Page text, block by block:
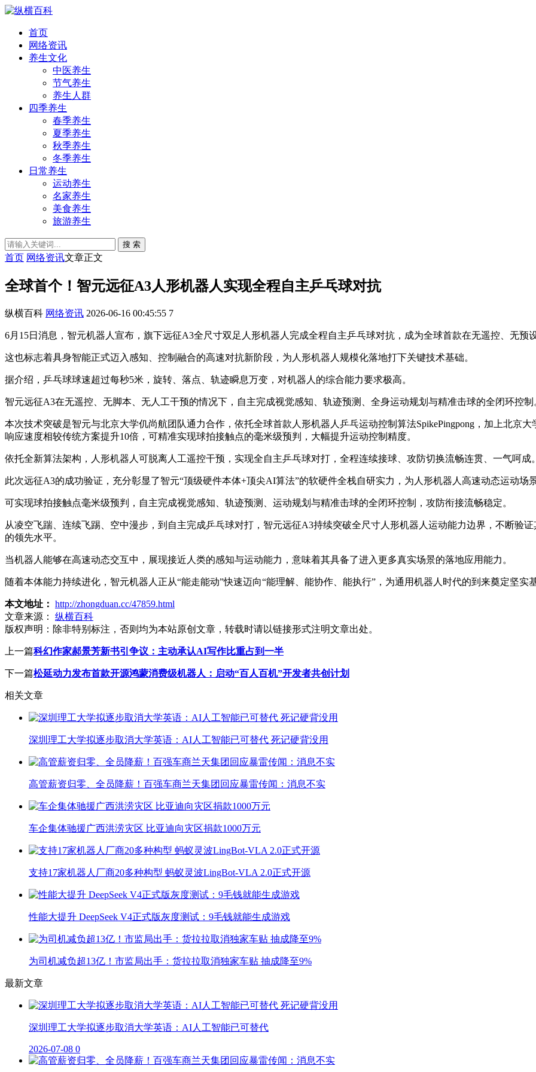
首页
网络资讯
养生文化
中医养生
节气养生
养生人群
四季养生
春季养生
夏季养生
秋季养生
冬季养生
日常养生
运动养生
名家养生
美食养生
旅游养生
搜 索
首页 网络资讯文章正文
全球首个！智元远征A3人形机器人实现全程自主乒乓球对抗
纵横百科 网络资讯 2026-06-16 00:45:55 7
6月15日消息，智元机器人宣布，旗下远征A3全尺寸双足人形机器人完成全程自主乒乓球对抗，成为全球首款在无遥控、无
这也标志着具身智能正式迈入感知、控制融合的高速对抗新阶段，为人形机器人规模化落地打下关键技术基础。
据介绍，乒乓球球速超过每秒5米，旋转、落点、轨迹瞬息万变，对机器人的综合能力要求极高。
智元远征A3在无遥控、无脚本、无人工干预的情况下，自主完成视觉感知、轨迹预测、全身运动规划与精准击球的全闭环控制
本次技术突破是智元与北京大学仉尚航团队通力合作，依托全球首款人形机器人乒乓运动控制算法SpikePingpong，加上北京
响应速度相较传统方案提升10倍，可精准实现球拍接触点的毫米级预判，大幅提升运动控制精度。
依托全新算法架构，人形机器人可脱离人工遥控干预，实现全自主乒乓球对打，全程连续接球、攻防切换流畅连贯、一气呵成
此次远征A3的成功验证，充分彰显了智元“顶级硬件本体+顶尖AI算法”的软硬件全栈自研实力，为人形机器人高速动态运动场
可实现球拍接触点毫米级预判，自主完成视觉感知、轨迹预测、运动规划与精准击球的全闭环控制，攻防衔接流畅稳定。
从凌空飞踹、连续飞踢、空中漫步，到自主完成乒乓球对打，智元远征A3持续突破全尺寸人形机器人运动能力边界，不断验
的领先水平。
当机器人能够在高速动态交互中，展现接近人类的感知与运动能力，意味着其具备了进入更多真实场景的落地应用能力。
随着本体能力持续进化，智元机器人正从“能走能动”快速迈向“能理解、能协作、能执行”，为通用机器人时代的到来奠定坚实
本文地址： http://zhongduan.cc/47859.html
文章来源：
纵横百科
版权声明： 除非特别标注，否则均为本站原创文章，转载时请以链接形式注明文章出处。
上一篇科幻作家郝景芳新书引争议：主动承认AI写作比重占到一半
下一篇松延动力发布首款开源鸿蒙消费级机器人：启动“百人百机”开发者共创计划
相关文章
深圳理工大学拟逐步取消大学英语：AI人工智能已可替代 死记硬背没用
高管薪资归零、全员降薪！百强车商兰天集团回应暴雷传闻：消息不实
车企集体驰援广西洪涝灾区 比亚迪向灾区捐款1000万元
支持17家机器人厂商20多种构型 蚂蚁灵波LingBot-VLA 2.0正式开源
性能大提升 DeepSeek V4正式版灰度测试：9毛钱就能生成游戏
为司机减负超13亿！市监局出手：货拉拉取消独家车贴 抽成降至9%
最新文章
深圳理工大学拟逐步取消大学英语：AI人工智能已可替代
2026-07-08 0